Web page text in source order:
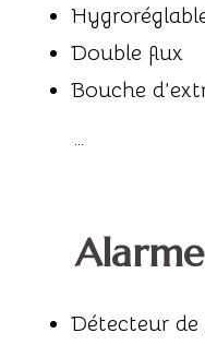
Double flux
Bouche
…
Détecteur